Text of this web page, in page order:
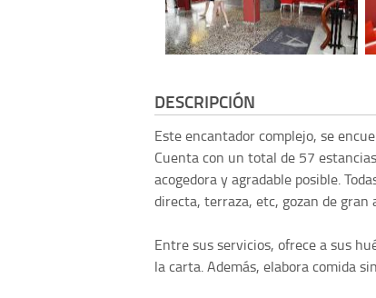
DESCRIPCIÓN
Este encantador complejo, se
Cuenta con un total de 57
acogedora y agradable posible.
directa, terraza, etc, gozan de
Entre sus servicios, ofrece a sus
la carta. Además, elabora comida